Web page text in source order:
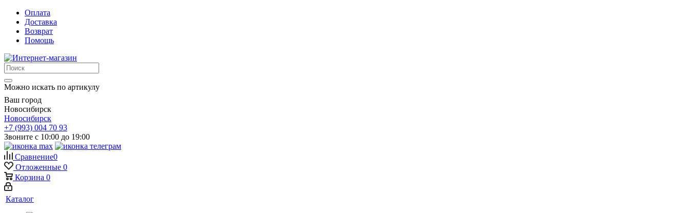
Оплата
Доставка
Возврат
Помощь
Можно искать по артикулу
Ваш город
Новосибирск
Новосибирск
+7 (993) 004 70 93
Звоните с 10:00 до 19:00
Сравнение0
Отложенные 0
Корзина 0
Каталог